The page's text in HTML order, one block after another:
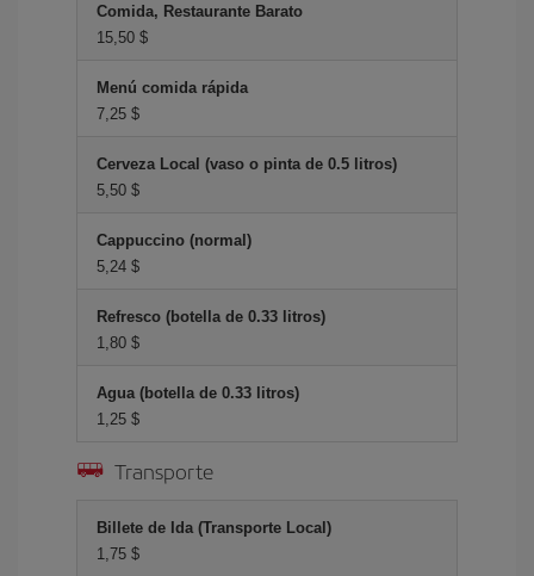
Comida, Restaurante Barato
15,50 $
Menú comida rápida
7,25 $
Cerveza Local (vaso o pinta de 0.5 litros)
5,50 $
Cappuccino (normal)
5,24 $
Refresco (botella de 0.33 litros)
1,80 $
Agua (botella de 0.33 litros)
1,25 $
Transporte
Billete de Ida (Transporte Local)
1,75 $